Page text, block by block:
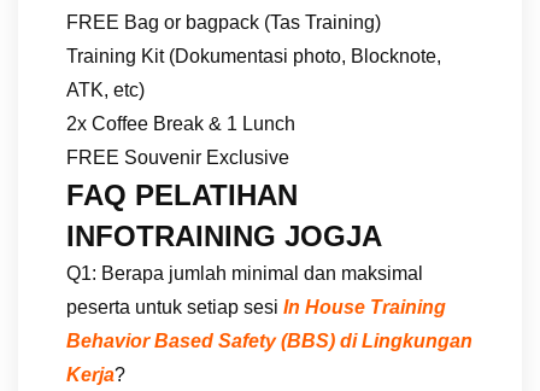
FREE Bag or bagpack (Tas Training)
Training Kit (Dokumentasi photo, Blocknote,
ATK, etc)
2x Coffee Break & 1 Lunch
FREE Souvenir Exclusive
FAQ PELATIHAN
INFOTRAINING JOGJA
Q1: Berapa jumlah minimal dan maksimal
peserta untuk setiap sesi In House Training
Behavior Based Safety (BBS) di Lingkungan
Kerja?